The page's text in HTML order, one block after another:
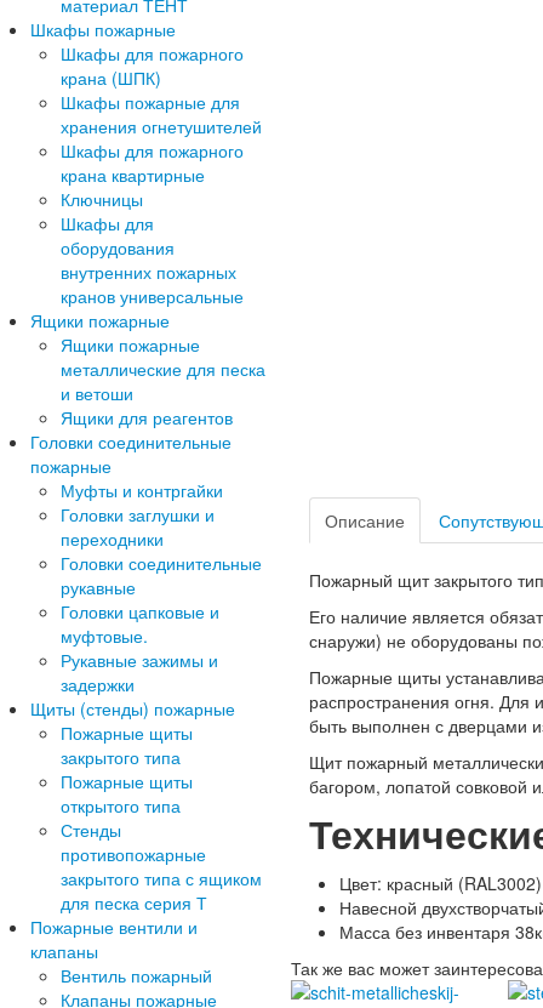
материал ТЕНТ
Шкафы пожарные
Шкафы для пожарного
крана (ШПК)
Шкафы пожарные для
хранения огнетушителей
Шкафы для пожарного
крана квартирные
Ключницы
Шкафы для
оборудования
внутренних пожарных
кранов универсальные
Ящики пожарные
Ящики пожарные
металлические для песка
и ветоши
Ящики для реагентов
Головки соединительные
пожарные
Муфты и контргайки
Головки заглушки и
переходники
Головки соединительные
рукавные
Головки цапковые и
муфтовые.
Рукавные зажимы и
задержки
Щиты (стенды) пожарные
Пожарные щиты
закрытого типа
Пожарные щиты
открытого типа
Стенды
противопожарные
закрытого типа с ящиком
для песка серия Т
Пожарные вентили и
клапаны
Вентиль пожарный
Клапаны пожарные
Описание
Пожарный щит закрытого
Его наличие является
снаружи) не оборудованы
Пожарные щиты
распространения огня. Для
быть выполнен с дверцами
Щит пожарный
багором, лопатой совковой
Цвет: красный
Навесной
Масса без инвентаря
Так же вас может